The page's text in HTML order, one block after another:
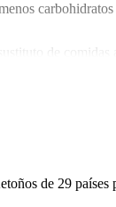
de comidas
de 29 países